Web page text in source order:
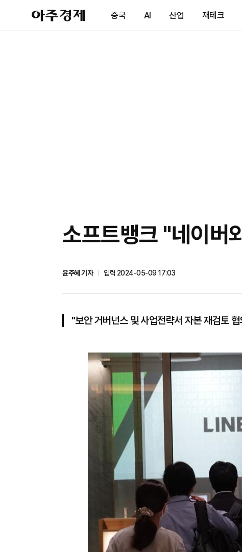
아
주
제
중국 AI 산업 재테크
소프트뱅크 "네이버
윤주혜 기자
입력 2024-05-09 17:03
"보안 거버넌스 및 사업전략서 자본 재검토